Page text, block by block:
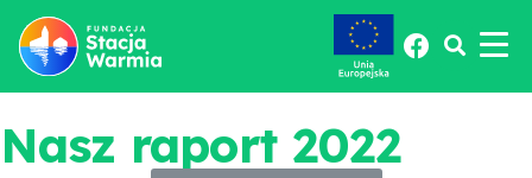
Nasz raport 2022